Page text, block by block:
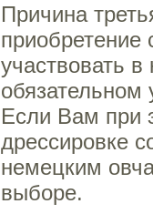
Причина
приобретение
участвовать
обязательном
Если Вам при
дрессировке
немецким
выборе.